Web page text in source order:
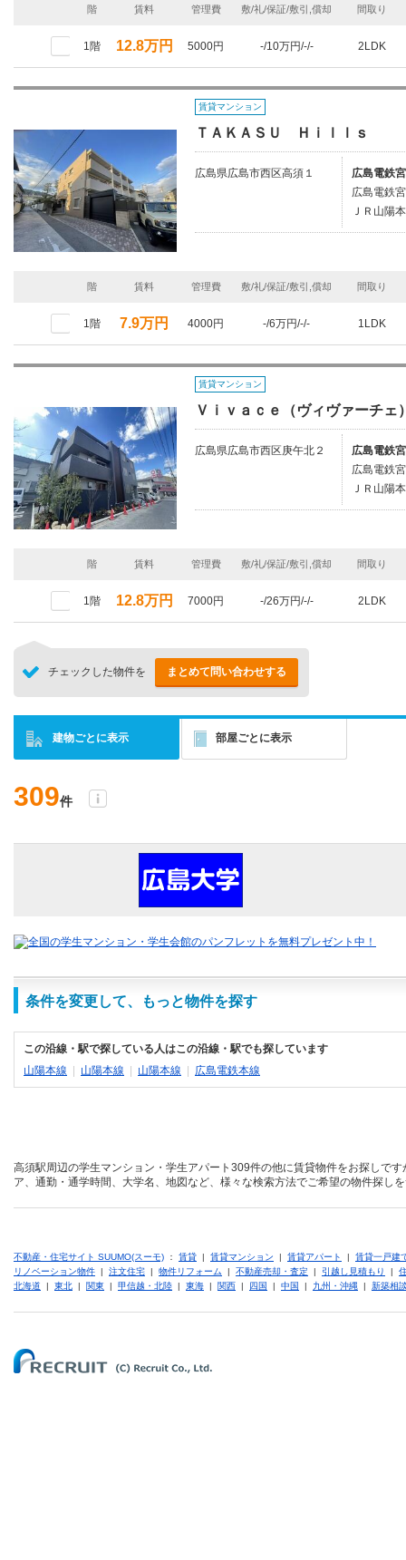
階 賃料 管理費 敷/礼/保証/敷引,償却 間取り
1階 12.8万円 5000円 -/10万円/-/- 2LDK
賃貸マンション
ＴＡＫＡＳＵ Ｈｉｌｌｓ
広島県広島市西区高須１
広島電鉄
広島電鉄
ＪＲ山陽
階 賃料 管理費 敷/礼/保証/敷引,償却 間取り
1階 7.9万円 4000円 -/6万円/-/- 1LDK
賃貸マンション
Ｖｉｖａｃｅ（ヴィヴァーチェ
広島県広島市西区庚午北２
広島電鉄
広島電鉄
ＪＲ山陽
階 賃料 管理費 敷/礼/保証/敷引,償却 間取り
1階 12.8万円 7000円 -/26万円/-/- 2LDK
チェックした物件を まとめて問い合わせする
建物ごとに表示 部屋ごとに表示
309件
条件を変更して、もっと物件を探す
この沿線・駅で探している人はこの沿線・駅でも探しています
山陽本線
山陽本線 山陽本線 広島電鉄本線
高須駅周辺の学生マンション・学生アパート309件の他に賃貸物件をお探しで
ア、通勤・通学時間、大学名、地図など、様々な検索方法でご希望の物件探し
不動産・住宅サイト SUUMO(スーモ) ： 賃貸 | 賃貸マンション | 賃貸アパート | 賃貸一戸建
リノベーション物件 | 注文住宅 | 物件リフォーム | 不動産売却・査定 | 引越し見積もり |
北海道 | 東北 | 関東 | 甲信越・北陸 | 東海 | 関西 | 四国 | 中国 | 九州・沖縄 | 新築相